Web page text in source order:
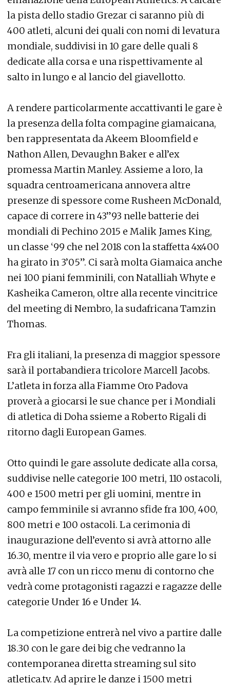
la pista dello stadio Grezar ci saranno più di
400 atleti, alcuni dei quali con nomi di levatura
mondiale, suddivisi in 10 gare delle quali 8
dedicate alla corsa e una rispettivamente al
salto in lungo e al lancio del giavellotto.
A rendere particolarmente accattivanti le gare è
la presenza della folta compagine giamaicana,
ben rappresentata da Akeem Bloomfield e
Nathon Allen, Devaughn Baker e all’ex
promessa Martin Manley. Assieme a loro, la
squadra centroamericana annovera altre
presenze di spessore come Rusheen McDonald,
capace di correre in 43”93 nelle batterie dei
mondiali di Pechino 2015 e Malik James King,
un classe ‘99 che nel 2018 con la staffetta 4x400
ha girato in 3’05”. Ci sarà molta Giamaica anche
nei 100 piani femminili, con Natalliah Whyte e
Kasheika Cameron, oltre alla recente vincitrice
del meeting di Nembro, la sudafricana Tamzin
Thomas.
Fra gli italiani, la presenza di maggior spessore
sarà il portabandiera tricolore Marcell Jacobs.
L’atleta in forza alla Fiamme Oro Padova
proverà a giocarsi le sue chance per i Mondiali
di atletica di Doha ssieme a Roberto Rigali di
ritorno dagli European Games.
Otto quindi le gare assolute dedicate alla corsa,
suddivise nelle categorie 100 metri, 110 ostacoli,
400 e 1500 metri per gli uomini, mentre in
campo femminile si avranno sfide fra 100, 400,
800 metri e 100 ostacoli. La cerimonia di
inaugurazione dell’evento si avrà attorno alle
16.30, mentre il via vero e proprio alle gare lo si
avrà alle 17 con un ricco menu di contorno che
vedrà come protagonisti ragazzi e ragazze delle
categorie Under 16 e Under 14.
La competizione entrerà nel vivo a partire dalle
18.30 con le gare dei big che vedranno la
contemporanea diretta streaming sul sito
atletica.tv. Ad aprire le danze i 1500 metri